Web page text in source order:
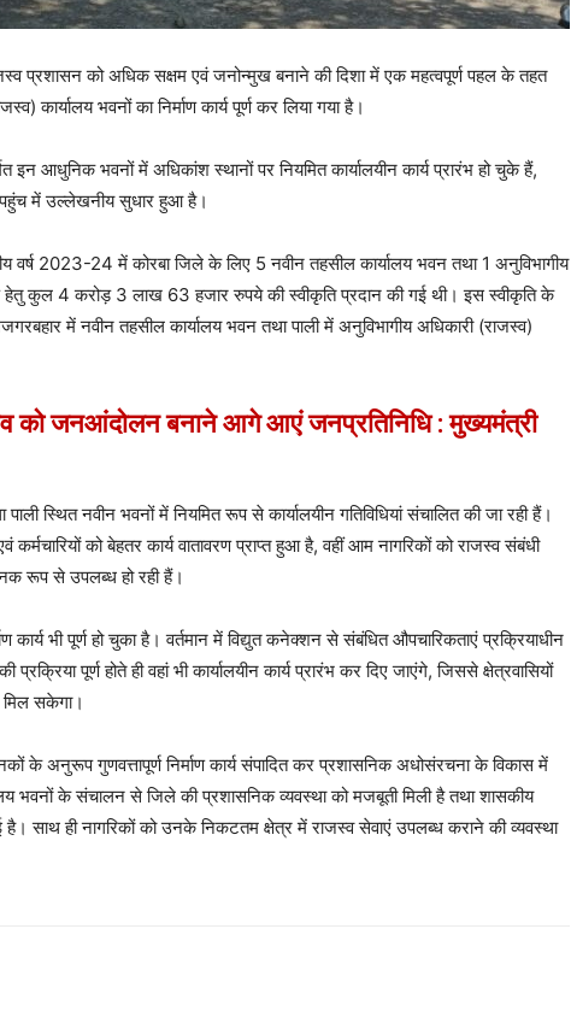
प्रशासन को अधिक सक्षम एवं जनोन्मुख बनाने की दिशा में एक महत्वपूर्ण पहल के तहत
कार्यालय भवनों का निर्माण कार्य पूर्ण कर लिया गया है।
इन आधुनिक भवनों में अधिकांश स्थानों पर नियमित कार्यालयीन कार्य प्रारंभ हो चुके हैं,
में उल्लेखनीय सुधार हुआ है।
वर्ष 2023-24 में कोरबा जिले के लिए 5 नवीन तहसील कार्यालय भवन तथा 1 अनुविभागीय
हेतु कुल 4 करोड़ 3 लाख 63 हजार रुपये की स्वीकृति प्रदान की गई थी। इस स्वीकृति के
में नवीन तहसील कार्यालय भवन तथा पाली में अनुविभागीय अधिकारी (राजस्व)
को जनआंदोलन बनाने आगे आएं जनप्रतिनिधि : मुख्यमंत्री
स्थित नवीन भवनों में नियमित रूप से कार्यालयीन गतिविधियां संचालित की जा रही हैं।
को बेहतर कार्य वातावरण प्राप्त हुआ है, वहीं आम नागरिकों को राजस्व संबंधी
रूप से उपलब्ध हो रही हैं।
कार्य भी पूर्ण हो चुका है। वर्तमान में विद्युत कनेक्शन से संबंधित औपचारिकताएं प्रक्रियाधीन
पूर्ण होते ही वहां भी कार्यालयीन कार्य प्रारंभ कर दिए जाएंगे, जिससे क्षेत्रवासियों
मिल सकेगा।
के अनुरूप गुणवत्तापूर्ण निर्माण कार्य संपादित कर प्रशासनिक अधोसंरचना के विकास में
भवनों के संचालन से जिले की प्रशासनिक व्यवस्था को मजबूती मिली है तथा शासकीय
है। साथ ही नागरिकों को उनके निकटतम क्षेत्र में राजस्व सेवाएं उपलब्ध कराने की व्यवस्था